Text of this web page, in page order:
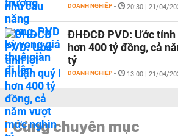
DOANH NGHIỆP - 20:30 | 21/04/
ĐHĐCĐ PVD: Ước tính
hơn 400 tỷ đồng, cả
tỷ
DOANH NGHIỆP - 13:00 | 21/04/
Cùng chuyên mục